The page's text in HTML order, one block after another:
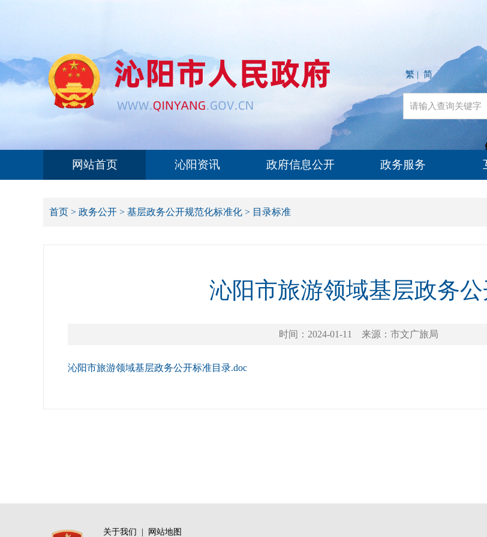
繁 | 简
网站首页 沁阳资讯 政府信息公开 政务服务
首页 > 政务公开 > 基层政务公开规范化标准化 > 目录标准
沁阳市旅游领域基层政务
时间：2024-01-11 来源：市文广旅局
沁阳市旅游领域基层政务公开标准目录.doc
关于我们 网站地图